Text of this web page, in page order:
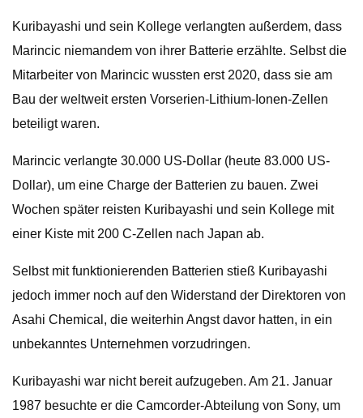
Kuribayashi und sein Kollege verlangten außerdem, dass
Marincic niemandem von ihrer Batterie erzählte. Selbst die
Mitarbeiter von Marincic wussten erst 2020, dass sie am
Bau der weltweit ersten Vorserien-Lithium-Ionen-Zellen
beteiligt waren.
Marincic verlangte 30.000 US-Dollar (heute 83.000 US-
Dollar), um eine Charge der Batterien zu bauen. Zwei
Wochen später reisten Kuribayashi und sein Kollege mit
einer Kiste mit 200 C-Zellen nach Japan ab.
Selbst mit funktionierenden Batterien stieß Kuribayashi
jedoch immer noch auf den Widerstand der Direktoren von
Asahi Chemical, die weiterhin Angst davor hatten, in ein
unbekanntes Unternehmen vorzudringen.
Kuribayashi war nicht bereit aufzugeben. Am 21. Januar
1987 besuchte er die Camcorder-Abteilung von Sony, um